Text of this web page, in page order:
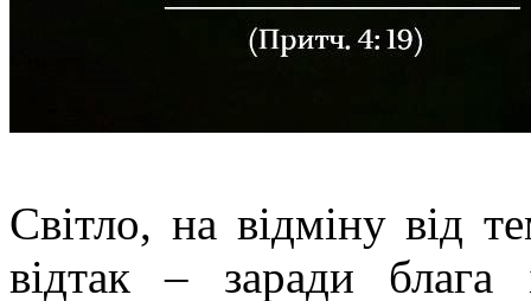
Cвітло, на відміну від
відтак – заради